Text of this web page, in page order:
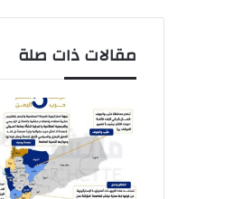
مقالات ذات صلة